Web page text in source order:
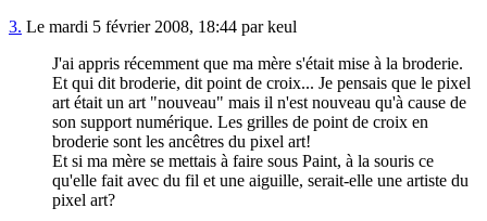
3. Le mardi 5 février 2008, 18:44 par keul
J'ai appris récemment que ma mère s'était mise à la broderie.
Et qui dit broderie, dit point de croix... Je pensais que le pixel
art était un art "nouveau" mais il n'est nouveau qu'à cause de
son support numérique. Les grilles de point de croix en
broderie sont les ancêtres du pixel art!
Et si ma mère se mettais à faire sous Paint, à la souris ce
qu'elle fait avec du fil et une aiguille, serait-elle une artiste du
pixel art?